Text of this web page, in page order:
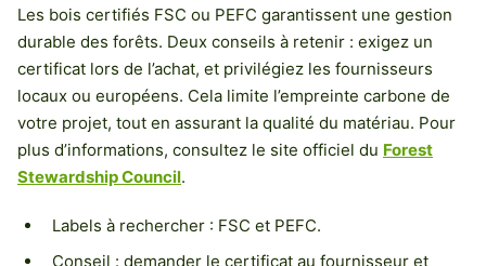
Les bois certifiés FSC ou PEFC garantissent une gestion
durable des forêts. Deux conseils à retenir : exigez un
certificat lors de l’achat, et privilégiez les fournisseurs
locaux ou européens. Cela limite l’empreinte carbone de
votre projet, tout en assurant la qualité du matériau. Pour
plus d’informations, consultez le site officiel du Forest
Stewardship Council.
Labels à rechercher : FSC et PEFC.
Conseil : demander le certificat au fournisseur et